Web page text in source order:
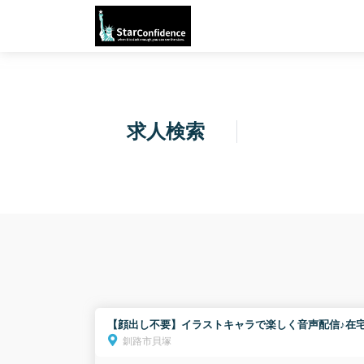
求人検索
【顔出し不要】イラストキャラで楽しく音声配信♪
釧路市貝塚